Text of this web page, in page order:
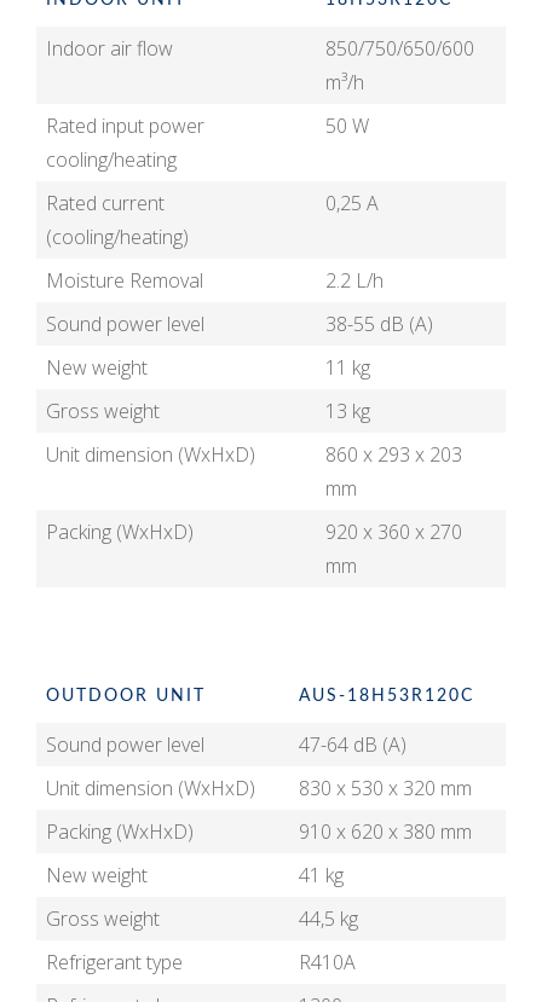
Indoor air flow
850/750/650/600
m³/h
Rated input power
cooling/heating
50 W
Rated current
(cooling/heating)
0,25 A
Moisture Removal
2.2 L/h
Sound power level
38-55 dB (A)
New weight
11 kg
Gross weight
13 kg
Unit dimension (WxHxD)
860 x 293 x 203
mm
Packing (WxHxD)
920 x 360 x 270
mm
OUTDOOR UNIT AUS-18H53R120C
Sound power level
47-64 dB (A)
Unit dimension (WxHxD)
830 x 530 x 320 mm
Packing (WxHxD)
910 x 620 x 380 mm
New weight
41 kg
Gross weight
44,5 kg
Refrigerant type
R410A